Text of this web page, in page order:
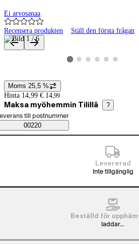
Ei arvosanaa
Recensera produkten Ställ den första frågan
Produktbilder och videor
Visa produktbild 1
Visa produktbild 2
Visa produktbild 3
Visa produktbild 4
Visa produktbild 5
Visa
Prisinformation
Moms 25,5 %
Hinta 14,99 €. 14,99
Maksa myöhemmin Tilillä ?
Saatavuustiedot
beställningssätt
till postnummer
00220
Levererad
Inte tillgänglig
Beställd för
laddar...